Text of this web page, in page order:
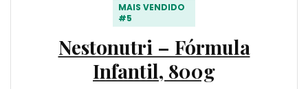
MAIS VENDIDO
#5
Nestonutri – Fórmula
Infantil, 800g